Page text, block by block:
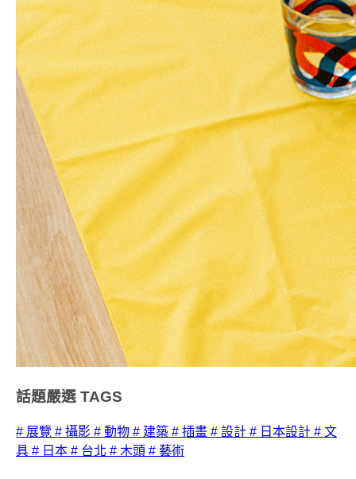
話題嚴選 TAGS
# 展覽 # 攝影 # 動物 # 建築 # 插畫 # 設計 # 日本設計 # 文
具 # 日本 # 台北 # 木頭 # 藝術